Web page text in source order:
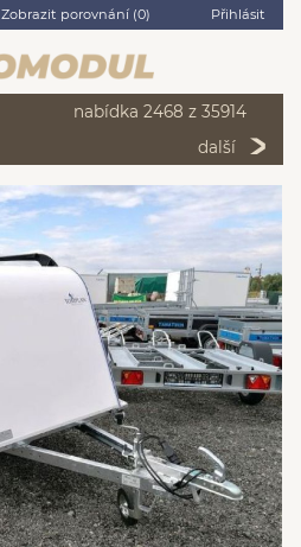
Zobrazit porovnání (0) Přihlásit
nabídka 2468 z 35914
další